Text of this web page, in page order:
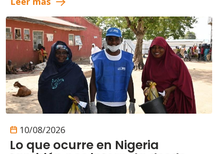
10/08/2026
Lo que ocurre en Nigeria